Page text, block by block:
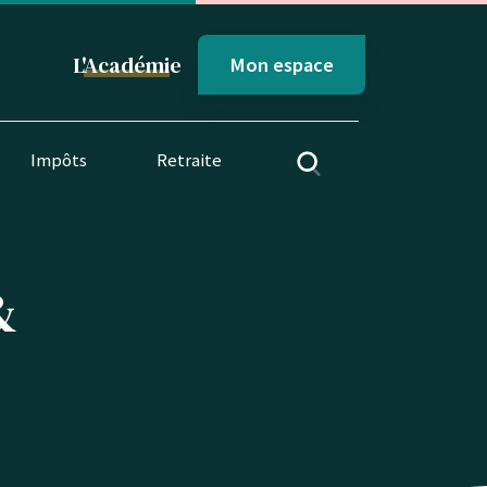
L'Académie Mon espace
Impôts Retraite